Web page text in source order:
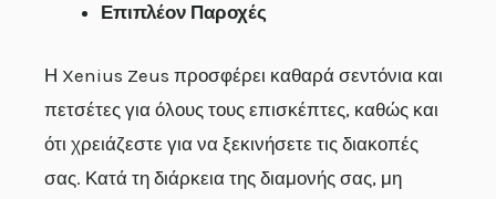
Επιπλέον Παροχές
Η Xenius Zeus προσφέρει καθαρά σεντόνια και
πετσέτες για όλους τους επισκέπτες, καθώς και
ότι χρειάζεστε για να ξεκινήσετε τις διακοπές
σας. Κατά τη διάρκεια της διαμονής σας, μη